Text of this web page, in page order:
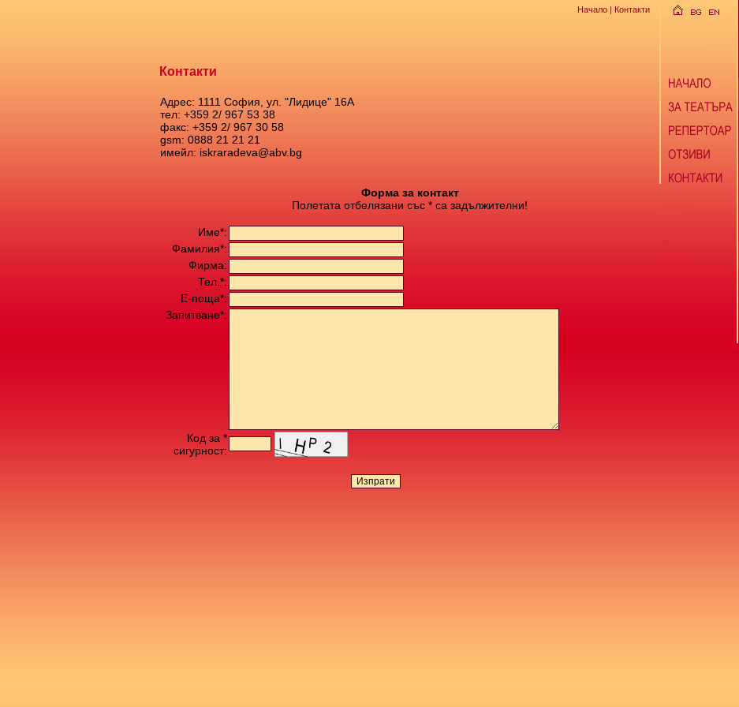
Начало | Контакти
Контакти
Адрес: 1111 София, ул. "Лидице" 16А
тел: +359 2/ 967 53 38
факс: +359 2/ 967 30 58
gsm: 0888 21 21 21
имейл: iskraradeva@abv.bg
Форма за контакт
Полетата отбелязани със * са задължителни!
Име*:
Фамилия*:
Фирма:
Тел.*:
Е-поща*:
Запитване*:
Код за *
сигурност: